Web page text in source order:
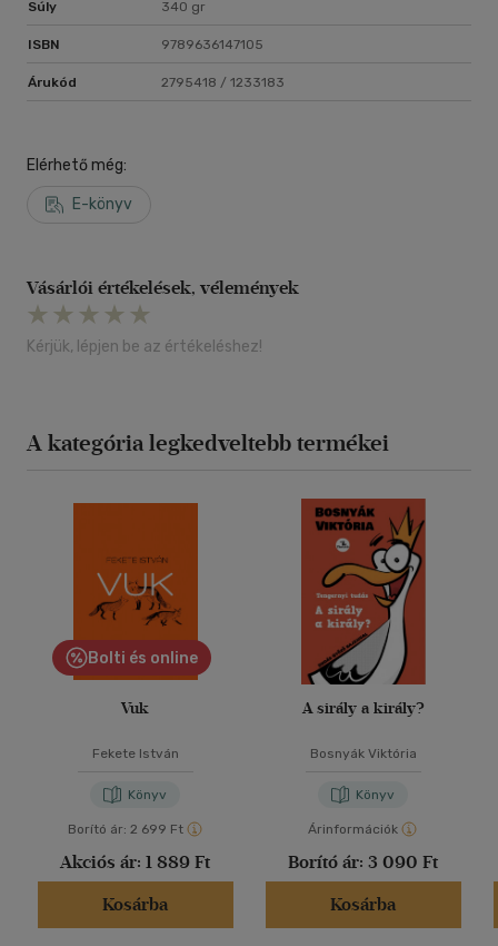
Súly 340 gr
ISBN 9789636147105
Árukód 2795418 / 1233183
Elérhető még:
E-könyv
Vásárlói értékelések, vélemények
Kérjük, lépjen be az értékeléshez!
A kategória legkedveltebb termékei
Bolti és online
Vuk
Fekete István
Könyv
Borító ár: 2 699 Ft
Akciós ár: 1 889 Ft
Kosárba
A sirály a király?
Bosnyák Viktória
Könyv
Árinformációk
Borító ár: 3 090 Ft
Kosárba